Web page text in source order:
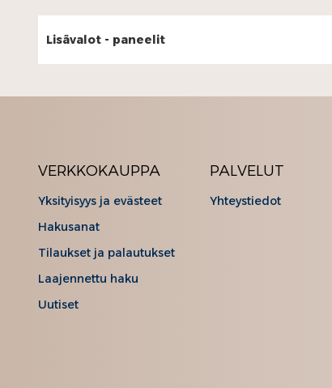
Lisävalot - paneelit
VERKKOKAUPPA
Yksityisyys ja evästeet
Hakusanat
Tilaukset ja palautukset
Laajennettu haku
Uutiset
PALVELUT
Yhteystiedot